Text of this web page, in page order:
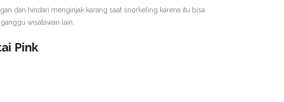
dan hindari menginjak karang saat snorkeling karena itu bisa
wisatawan lain.
Pink